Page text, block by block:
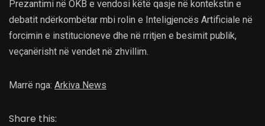
Prezantimi në OKB e vendosi këtë qasje në kontekstin e
debatit ndërkombëtar mbi rolin e Inteligjencës Artificiale në
forcimin e institucioneve dhe në rritjen e besimit publik,
veçanërisht në vendet në zhvillim.
Marrë nga: Arkiva News
Share this: